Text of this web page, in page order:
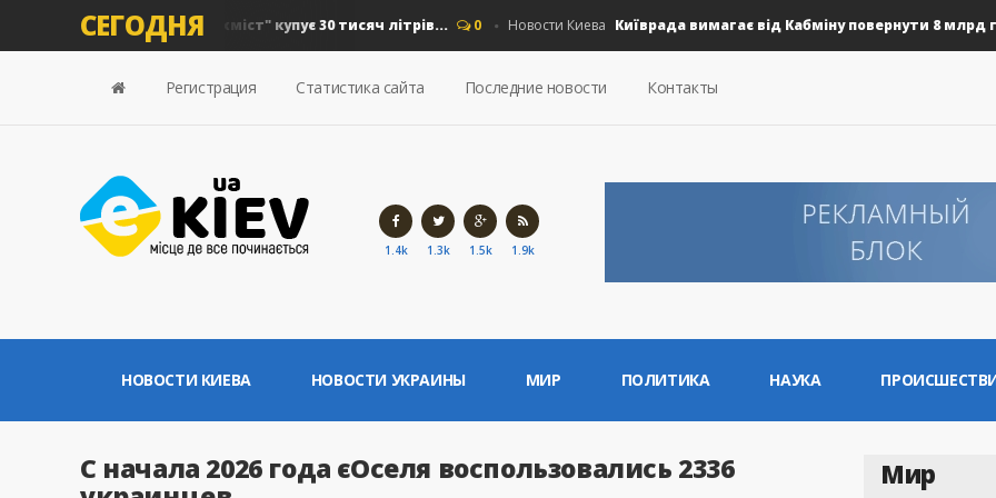
СЕГОДНЯ
дизель: "Київавтошляхміст" купує 30 тисяч літрів... 0 Новости Киева Київрада вимагає від Кабміну повернути 8 млрд грн
Регистрация Статистика сайта Последние новости Контакты
1.4k 1.3k 1.5k 1.9k
НОВОСТИ КИЕВА НОВОСТИ УКРАИНЫ МИР ПОЛИТИКА НАУКА
С начала 2026 года єОселя воспользовались 2336 Мир